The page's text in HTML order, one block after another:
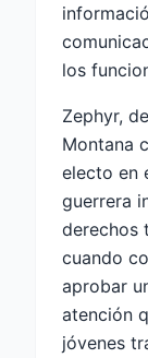
los
Zephyr,
Montana
electo en
guerrera
derechos
cuando
aprobar
atención
jóvenes